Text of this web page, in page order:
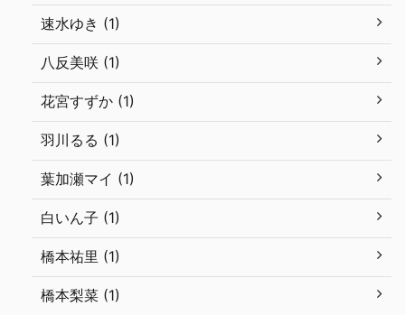
速水ゆき (1)
八反美咲 (1)
花宮すずか (1)
羽川るる (1)
葉加瀬マイ (1)
白いん子 (1)
橋本祐里 (1)
橋本梨菜 (1)